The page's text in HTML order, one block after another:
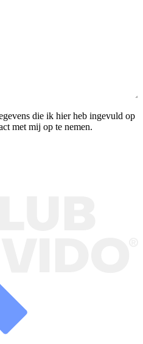
die ik hier heb ingevuld op
met mij op te nemen.